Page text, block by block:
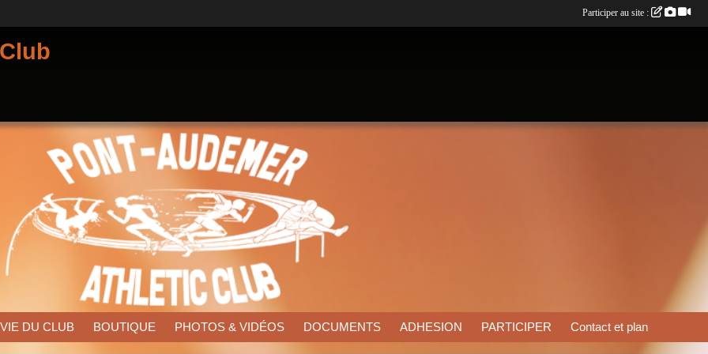
DU CLUB BOUTIQUE PHOTOS & VIDÉOS DOCUMENTS ADHESION PARTICIPER Contact et plan
Participer au site :